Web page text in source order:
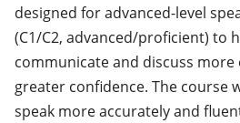
designed for advanced-level
(C1/C2, advanced/proficient) to
communicate and discuss
greater confidence. The course
speak more accurately and